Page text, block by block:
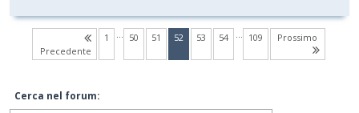
Precedente
1 … 50 51 52 (current)
53 54 … 109 Prossimo
Cerca nel forum: